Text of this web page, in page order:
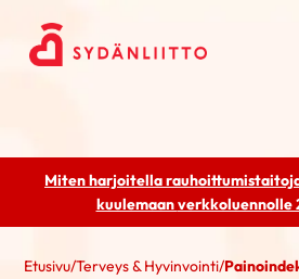
Miten harjoitella
kuulemaanverkkoluennolle
Etusivu/Terveys & Hyvinvointi/